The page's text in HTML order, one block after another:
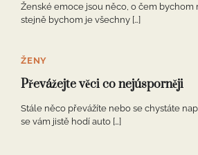
Ženské emoce jsou něco, o čem bychom
stejně bychom je všechny […]
ŽENY
Převážejte věci co nejúsporněji
Stále něco převážíte nebo se chystáte
se vám jistě hodí auto […]